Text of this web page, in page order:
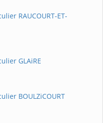
RAUCOURT-ET-
GLAiRE
BOULZiCOURT